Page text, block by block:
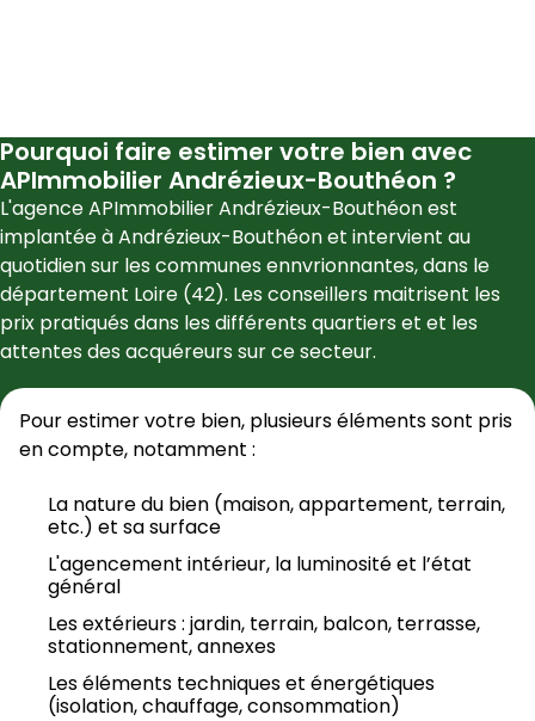
Pourquoi faire estimer votre bien avec
APImmobilier Andrézieux-Bouthéon ?
L'agence APImmobilier Andrézieux-Bouthéon est
implantée à Andrézieux-Bouthéon et intervient au
quotidien sur les communes ennvrionnantes, dans le
département Loire (42). Les conseillers maitrisent les
prix pratiqués dans les différents quartiers et et les
attentes des acquéreurs sur ce secteur.
Pour estimer votre bien, plusieurs éléments sont pris
en compte, notamment :
La nature du bien (maison, appartement, terrain,
etc.) et sa surface
L'agencement intérieur, la luminosité et l’état
général
Les extérieurs : jardin, terrain, balcon, terrasse,
stationnement, annexes
Les éléments techniques et énergétiques
(isolation, chauffage, consommation)